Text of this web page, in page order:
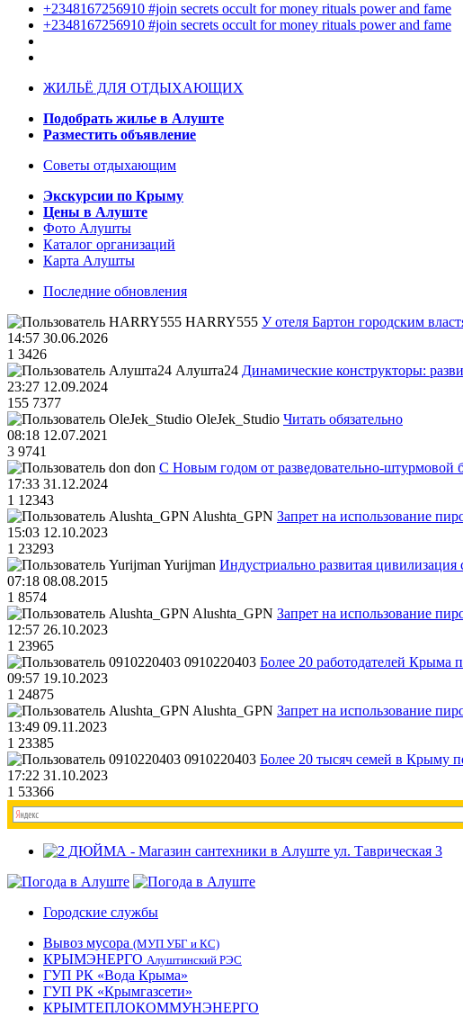
+2348167256910 #join secrets occult for money rituals power and fame
+2348167256910 #join secrets occult for money rituals power and fame
ЖИЛЬЁ ДЛЯ ОТДЫХАЮЩИХ
Подобрать жилье в Алуште
Разместить объявление
Советы отдыхающим
Экскурсии по Крыму
Цены в Алуште
Фото Алушты
Каталог организаций
Карта Алушты
Последние обновления
HARRY555 У отеля Бартон городским
14:57 30.06.2026
1 3426
Алушта24 Динамические конструкторы:
23:27 12.09.2024
155 7377
OleJek_Studio Читать обязательно
08:18 12.07.2021
3 9741
don С Новым годом от разведовательно-
17:33 31.12.2024
1 12343
Alushta_GPN Запрет на использование
15:03 12.10.2023
1 23293
Yurijman Индустриально развитая цивилизация
07:18 08.08.2015
1 8574
Alushta_GPN Запрет на использование
12:57 26.10.2023
1 23965
0910220403 Более 20 работодателей Крыма
09:57 19.10.2023
1 24875
Alushta_GPN Запрет на использование
13:49 09.11.2023
1 23385
0910220403 Более 20 тысяч семей в Крыму
17:22 31.10.2023
1 53366
Городские службы
Вывоз мусора (МУП УБГ и КС)
КРЫМЭНЕРГО Алуштинский РЭС
ГУП РК «Вода Крыма»
ГУП РК «Крымгазсети»
КРЫМТЕПЛОКОММУНЭНЕРГО